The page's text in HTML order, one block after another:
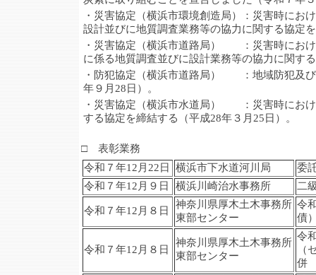
・災害協定（横浜市環境創造局）：災害時にお
設計並びに地質調査業務等の協力に関する協定
・災害協定（横浜市道路局） ：災害時におけ
に係る地質調査並びに設計業務等の協力に関す
・防犯協定（横浜市道路局） ：地域防犯及び
年９月28日）。
・災害協定（横浜市水道局） ：災害時におけ
する協定を締結する（平成28年３月25日）。
□ 表彰業務
令和７年12月22日
横浜市下水道河川局
委
令和７年12月９日
横浜川崎治水事務所 二
令和７年12月８日
神奈川県厚木土木事務所
東部センター
令
債
令和７年12月８日
神奈川県厚木土木事務所
東部センター
令
併